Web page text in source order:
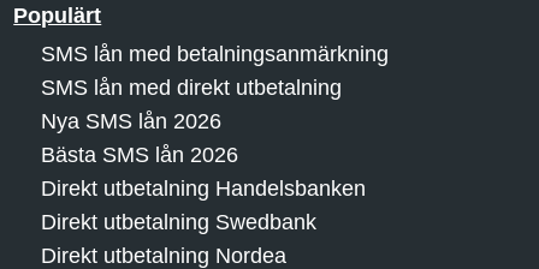
Populärt
SMS lån med betalningsanmärkning
SMS lån med direkt utbetalning
Nya SMS lån 2026
Bästa SMS lån 2026
Direkt utbetalning Handelsbanken
Direkt utbetalning Swedbank
Direkt utbetalning Nordea